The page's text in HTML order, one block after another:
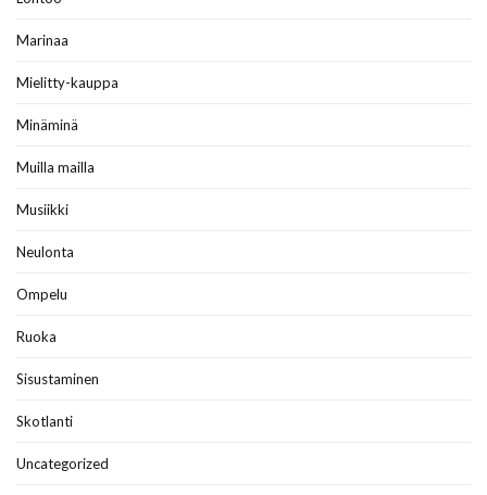
Marinaa
Mielitty-kauppa
Minäminä
Muilla mailla
Musiikki
Neulonta
Ompelu
Ruoka
Sisustaminen
Skotlanti
Uncategorized